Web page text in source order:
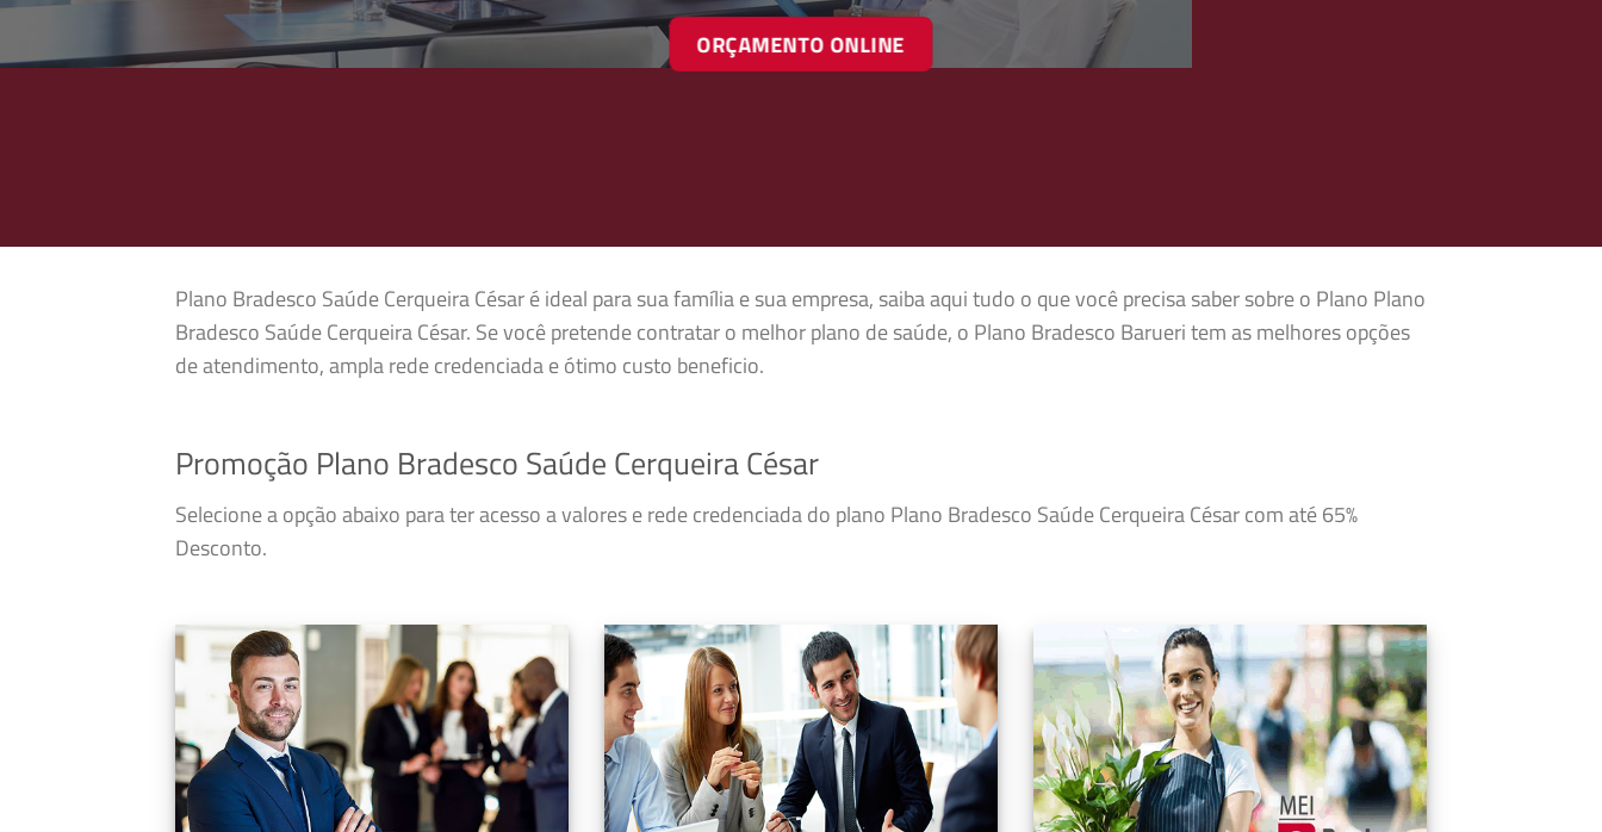
ORÇAMENTO ONLINE
Plano Bradesco Saúde Cerqueira César é ideal para sua família e sua empresa, saiba aqui tudo o que você precisa saber sobre o Plano Plano
Bradesco Saúde Cerqueira César. Se você pretende contratar o melhor plano de saúde, o Plano Bradesco Barueri tem as melhores opções
de atendimento, ampla rede credenciada e ótimo custo beneficio.
Promoção Plano Bradesco Saúde Cerqueira César
Selecione a opção abaixo para ter acesso a valores e rede credenciada do plano Plano Bradesco Saúde Cerqueira César com até 65%
Desconto.